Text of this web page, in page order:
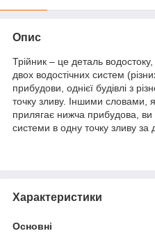
Опис
Трійник – це деталь
двох водостічних систем
прибудови, однієї будівлі з
точку зливу. Іншими словами,
прилягає нижча прибудова, ви
системи в одну точку зливу
Характеристики
Основні